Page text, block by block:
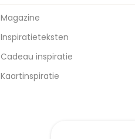
Magazine
Inspiratieteksten
Cadeau inspiratie
Kaartinspiratie